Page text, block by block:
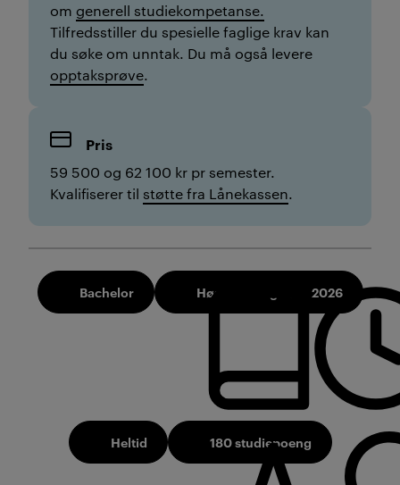
om generell studiekompetanse.
Tilfredsstiller du spesielle faglige krav kan
du søke om unntak. Du må også levere
opptaksprøve.
Pris
59 500 og 62 100 kr pr semester.
Kvalifiserer til støtte fra Lånekassen.
Bachelor Høst 2025 og Høst 2026
Heltid 180 studiepoeng